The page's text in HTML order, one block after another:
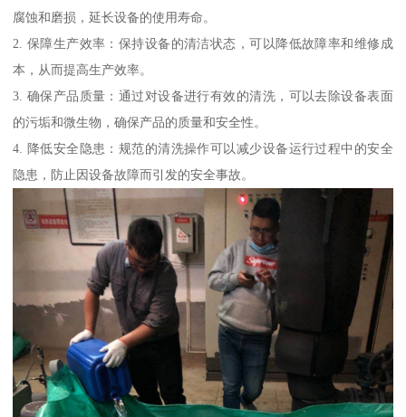
腐蚀和磨损，延长设备的使用寿命。
2. 保障生产效率：保持设备的清洁状态，可以降低故障率和维修成
本，从而提高生产效率。
3. 确保产品质量：通过对设备进行有效的清洗，可以去除设备表面
的污垢和微生物，确保产品的质量和安全性。
4. 降低安全隐患：规范的清洗操作可以减少设备运行过程中的安全
隐患，防止因设备故障而引发的安全事故。